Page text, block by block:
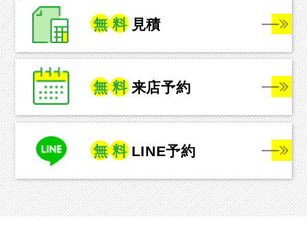
無 料 見積
無 料 来店予約
無 料 LINE予約